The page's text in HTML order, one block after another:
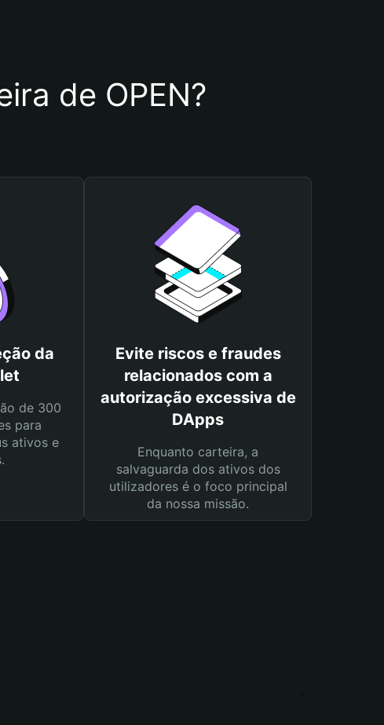
de OPEN?
da
de 300
para
ativos e
Evite riscos e fraudes
relacionados com a
autorização excessiva de
DApps
Enquanto carteira, a
salvaguarda dos ativos dos
utilizadores é o foco principal
da nossa missão.